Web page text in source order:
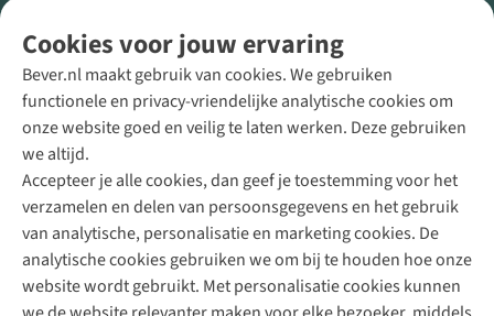
Cookies voor jouw ervaring
Bever.nl maakt gebruik van cookies. We gebruiken
functionele en privacy-vriendelijke analytische cookies om
onze website goed en veilig te laten werken. Deze gebruiken
we altijd.
Accepteer je alle cookies, dan geef je toestemming voor het
verzamelen en delen van persoonsgegevens en het gebruik
van analytische, personalisatie en marketing cookies. De
analytische cookies gebruiken we om bij te houden hoe onze
website wordt gebruikt. Met personalisatie cookies kunnen
Direct advies van een Buitenexpert
+31 (0)85 888 50 88
+31 6 12 28 49 80
Contactformulier